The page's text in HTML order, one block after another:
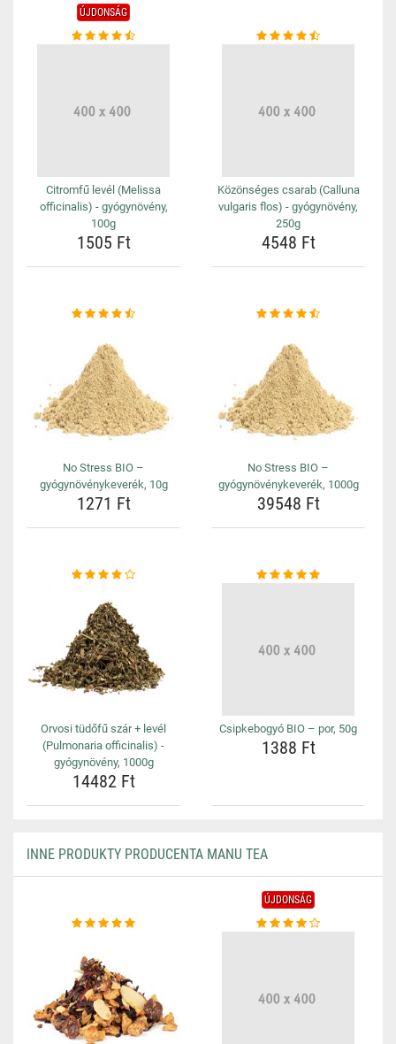
ÚJDONSÁG
Citromfű levél (Melissa
officinalis) - gyógynövény,
100g
1505 Ft
Közönséges csarab (Calluna
vulgaris flos) - gyógynövény,
250g
4548 Ft
No Stress BIO –
gyógynövénykeverék, 10g
1271 Ft
No Stress BIO –
gyógynövénykeverék, 1000g
39548 Ft
Orvosi tüdőfű szár + levél
(Pulmonaria officinalis) -
gyógynövény, 1000g
14482 Ft
Csipkebogyó BIO – por, 50g
1388 Ft
INNE PRODUKTY PRODUCENTA MANU TEA
ÚJDONSÁG